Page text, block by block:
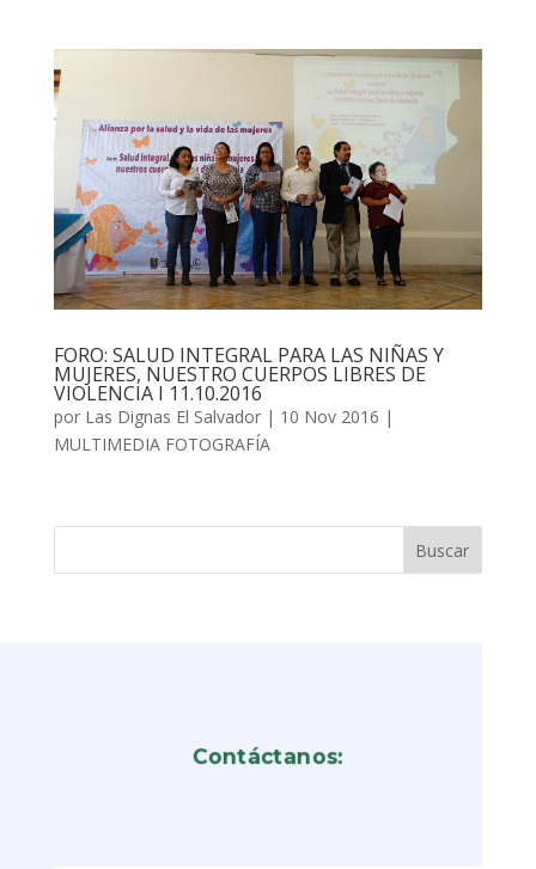
FORO: SALUD INTEGRAL PARA LAS NIÑAS Y
MUJERES, NUESTRO CUERPOS LIBRES DE
VIOLENCIA I 11.10.2016
por Las Dignas El Salvador| 10 Nov 2016 |
MULTIMEDIA FOTOGRAFÍA
Contáctanos: